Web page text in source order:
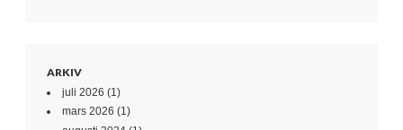
ARKIV
juli 2026 (1)
mars 2026 (1)